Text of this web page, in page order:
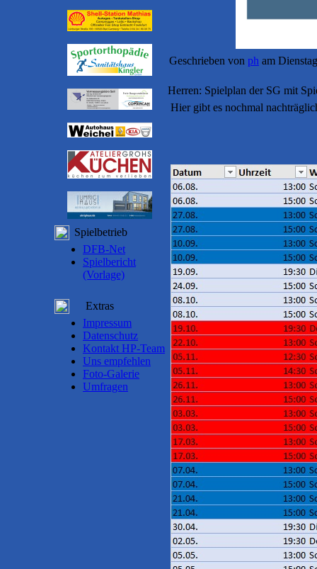
Spielbetrieb
DFB-Net
Spielbericht
(Vorlage)
Extras
Impressum
Datenschutz
Kontakt HP-Team
Uns empfehlen
Foto-Galerie
Umfragen
Geschrieben von ph am
Herren: Spielplan der SG mit
Hier gibt es nochmal